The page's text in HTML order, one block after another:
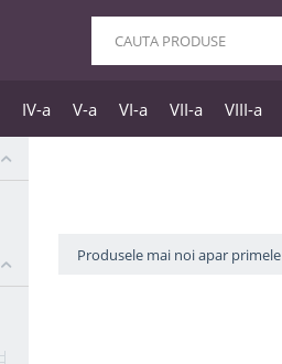
IV-a V-a VI-a VII-a VIII-a
Produsele mai noi apar primele